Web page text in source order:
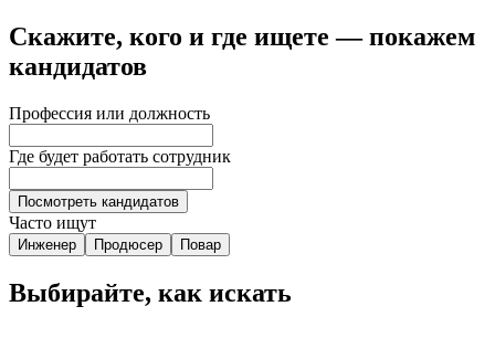
Скажите, кого и где ищете — покажем
кандидатов
Профессия или должность
Где будет работать сотрудник
Посмотреть кандидатов
Часто ищут
Инженер Продюсер Повар
Выбирайте, как искать